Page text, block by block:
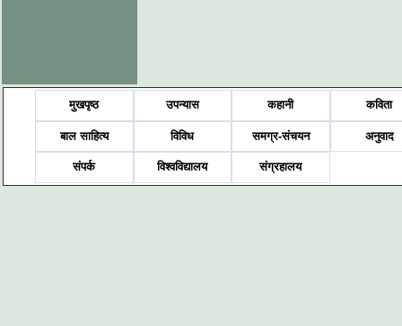
मुखपृष्ठ उपन्यास कहानी कविता
बाल साहित्य विविध समग्र-संचयन अनुवाद
संपर्क विश्वविद्यालय संग्रहालय